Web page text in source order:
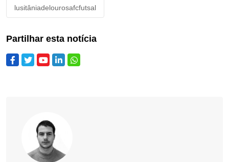
lusitâniadelourosafcfutsal
Partilhar esta notícia